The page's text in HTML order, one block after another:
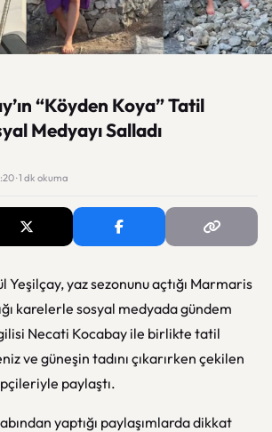
“Köyden Koya” Tatil
Medyayı Salladı
· 1 dk okuma
Yeşilçay, yaz sezonunu açtığı Marmaris
karelerle sosyal medyada gündem
Necati Kocabay ile birlikte tatil
ve güneşin tadını çıkarırken çekilen
paylaştı.
yaptığı paylaşımlarda dikkat